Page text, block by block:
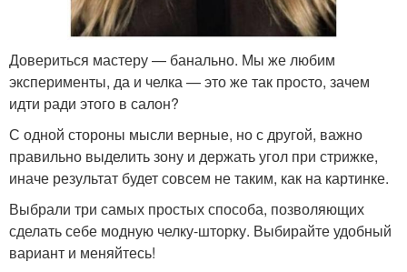
Довериться мастеру — банально. Мы же любим
эксперименты, да и челка — это же так просто, зачем
идти ради этого в салон?
С одной стороны мысли верные, но с другой, важно
правильно выделить зону и держать угол при стрижке,
иначе результат будет совсем не таким, как на картинке.
Выбрали три самых простых способа, позволяющих
сделать себе модную челку-шторку. Выбирайте удобный
вариант и меняйтесь!